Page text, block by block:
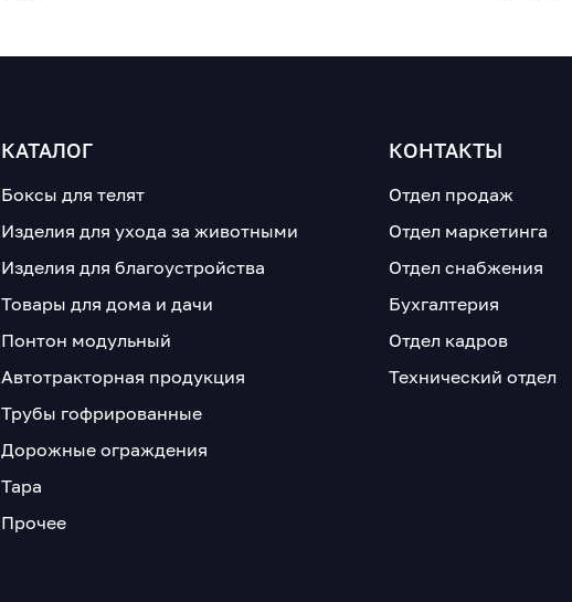
КАТАЛОГ
Боксы для телят
Изделия для ухода за животными
Изделия для благоустройства
Товары для дома и дачи
Понтон модульный
Автотракторная продукция
Трубы гофрированные
Дорожные ограждения
Тара
Прочее
КОНТАКТЫ
Отдел продаж
Отдел маркетинга
Отдел снабжения
Бухгалтерия
Отдел кадров
Технический отдел